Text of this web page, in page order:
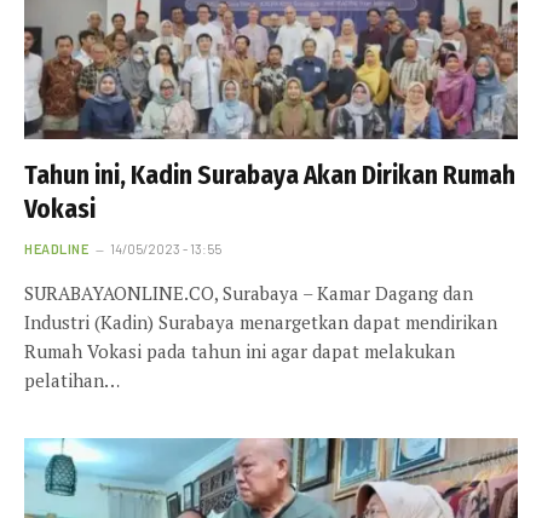
Tahun ini, Kadin Surabaya Akan Dirikan Rumah
Vokasi
HEADLINE 14/05/2023 - 13:55
SURABAYAONLINE.CO, Surabaya – Kamar Dagang dan
Industri (Kadin) Surabaya menargetkan dapat mendirikan
Rumah Vokasi pada tahun ini agar dapat melakukan
pelatihan…